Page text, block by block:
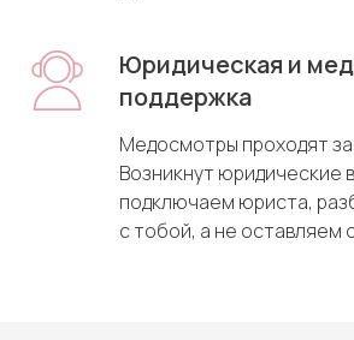
Юридическая и
поддержка
Медосмотры проходят
Возникнут юридические
подключаем юриста,
с тобой, а не оставляем